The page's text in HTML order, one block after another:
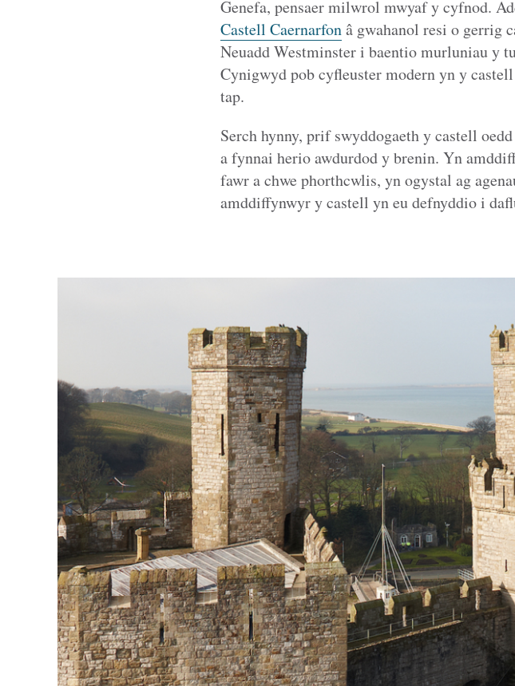
Genefa, pensaer milwrol mwyaf y cyfnod.
Castell Caernarfonâ gwahanol resi o gerrig
Neuadd Westminster i baentio murluniau y
Cynigwyd pob cyfleuster modern yn y
tap.
Serch hynny, prif swyddogaeth y castell
a fynnai herio awdurdod y brenin. Yn
fawr a chwe phorthcwlis, yn ogystal ag
amddiffynwyr y castell yn eu defnyddio i